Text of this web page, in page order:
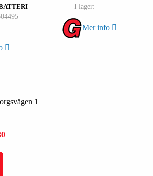
I lager:
Mer info
1